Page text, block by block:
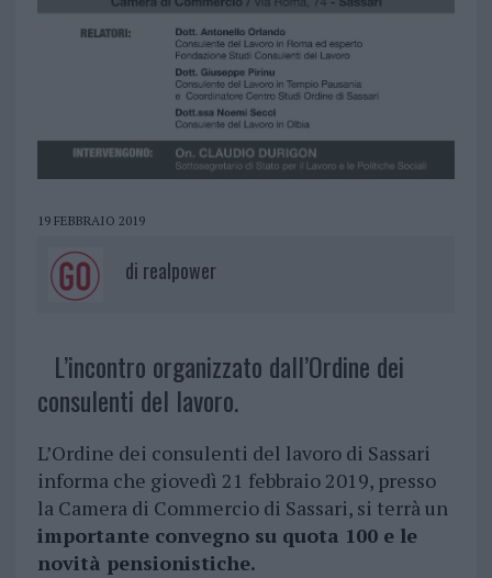
19 FEBBRAIO 2019
di realpower
L’incontro organizzato dall’Ordine dei
consulenti del lavoro.
L’Ordine dei consulenti del lavoro di Sassari
informa che giovedì 21 febbraio 2019, presso
la Camera di Commercio di Sassari, si terrà un
importante convegno su quota 100 e le
novità pensionistiche.